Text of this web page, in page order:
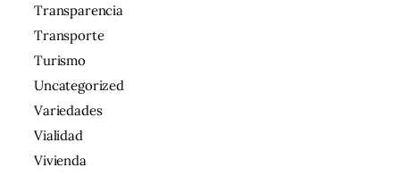
Transparencia
Transporte
Turismo
Uncategorized
Variedades
Vialidad
Vivienda